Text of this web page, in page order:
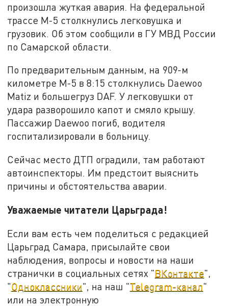
произошла жуткая авария. На федеральной
трассе М-5 столкнулись легковушка и
грузовик. Об этом сообщили в ГУ МВД России
по Самарской области.
По предварительным данным, на 909-м
километре М-5 в 8:15 столкнулись Daewoo
Matiz и большегруз DAF. У легковушки от
удара разворошило капот и смяло крышу.
Пассажир Daewoo погиб, водителя
госпитализировали в больницу.
Сейчас место ДТП оградили, там работают
автоинспекторы. Им предстоит выяснить
причины и обстоятельства аварии.
Уважаемые читатели Царьграда!
Если вам есть чем поделиться с редакцией
Царьград Самара, присылайте свои
наблюдения, вопросы и новости на наши
странички в социальных сетях "ВКонтакте",
"Одноклассники", на наш "Telegram-канал"
или на электронную